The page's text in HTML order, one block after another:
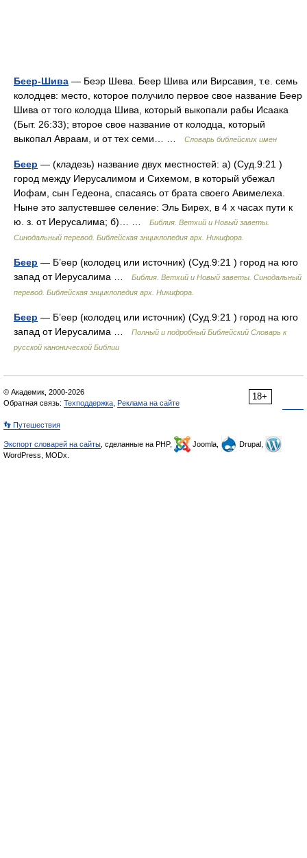
Беер-Шива — Беэр Шева. Беер Шива или Вирсавия, т.е. семь
колодцев: место, которое получило первое свое название Беер
Шива от того колодца Шива, который выкопали рабы Исаака
(Быт. 26:33); второе свое название от колодца, который
выкопал Авраам, и от тех семи… …
Словарь библейских имен
Беер — (кладезь) название двух местностей: а) (Суд.9:21 )
город между Иерусалимом и Сихемом, в который убежал
Иофам, сын Гедеона, спасаясь от брата своего Авимелеха.
Ныне это запустевшее селение: Эль Бирех, в 4 х часах пути к
ю. з. от Иерусалима; б)… …
Библия. Ветхий и Новый заветы.
Синодальный перевод. Библейская энциклопедия арх. Никифора.
Беер — Б’еер (колодец или источник) (Суд.9:21 ) город на юго
запад от Иерусалима …
Библия. Ветхий и Новый заветы. Синодальный
перевод. Библейская энциклопедия арх. Никифора.
Беер — Б’еер (колодец или источник) (Суд.9:21 ) город на юго
запад от Иерусалима …
Полный и подробный Библейский Словарь к
русской канонической Библии
18+
© Академик, 2000-2026
Обратная связь: Техподдержка Реклама на сайте
👣 Путешествия
Экспорт словарей на сайты , сделанные на PHP, Joomla,
Drupal,
WordPress, MODx.